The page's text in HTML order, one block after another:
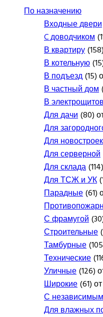
По назначению
Входные двери
C доводчиком
В квартиру
В котельную
В подъезд(15)
В частный дом
В
Для дачи(80)
Для
Для новостроек
Для серверной
Для склада
Для ТСЖ и УК
Парадные(61)
С фрамугой
Строительные
Тамбурные
Технические
Уличные(126)
Широкие(61)
С
Для влажных